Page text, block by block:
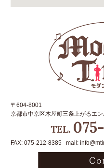
〒604-8001
京都市中京区木屋町三条上がるエ
TEL.
FAX: 075-212-8385 mail: